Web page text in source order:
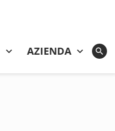
AZIENDA